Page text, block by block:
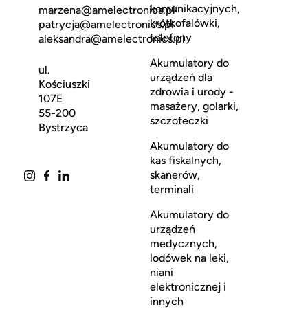
marzena@amelectronics.pl
patrycja@amelectronics.pl
aleksandra@amelectronics.pl
ul.
Kościuszki
107E
55-200
Bystrzyca
komunikacyjnych,
krótkofalówki,
telefony
Akumulatory do
urządzeń dla
zdrowia i urody -
masażery, golarki,
szczoteczki
Akumulatory do
kas fiskalnych,
skanerów,
terminali
Akumulatory do
urządzeń
medycznych,
lodówek na leki,
niani
elektronicznej i
innych